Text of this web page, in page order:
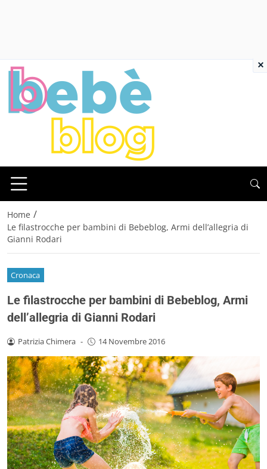
Home /
Le filastrocche per bambini di Bebeblog, Armi dell’allegria di
Gianni Rodari
Cronaca
Le filastrocche per bambini di Bebeblog, Armi
dell’allegria di Gianni Rodari
Patrizia Chimera - 14 Novembre 2016
×